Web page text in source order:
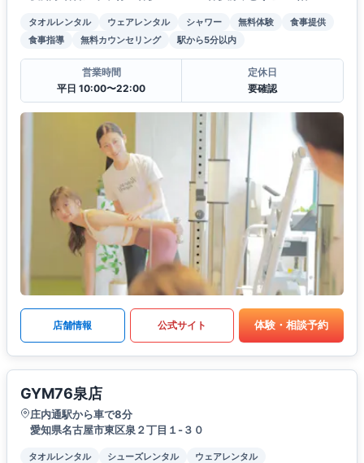
タオルレンタル ウェアレンタル シャワー 無料体験
食事提供
食事指導
無料カウンセリング 駅から5分以内
営業時間
平日 10:00〜22:00
定休日
要確認
店舗情報 公式サイト 体験・相談予約
GYM76泉店
庄内通駅から車で8分
愛知県名古屋市東区泉２丁目１-３０
タオルレンタル シューズレンタル
ウェアレンタル